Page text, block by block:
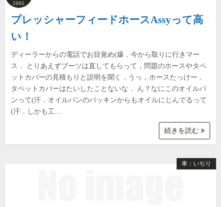
2005
プレッシャーフィードホースAssyって高
い！
ディーラーからの電話でお目覚め(爆．今から取りに行きマー
ス． とりあえずブーツは直してもらって，問題のホースやタペ
ットカバーの見積もりと説明を聞く．うっ，ホースたっけー．
タペットカバーはたいしたことないな． ん？なにこのオイルパ
ンって(汗．オイルパンのパッキンからもオイルにじんでるって
(汗．しかも工…
続きを読む
車：いぢり